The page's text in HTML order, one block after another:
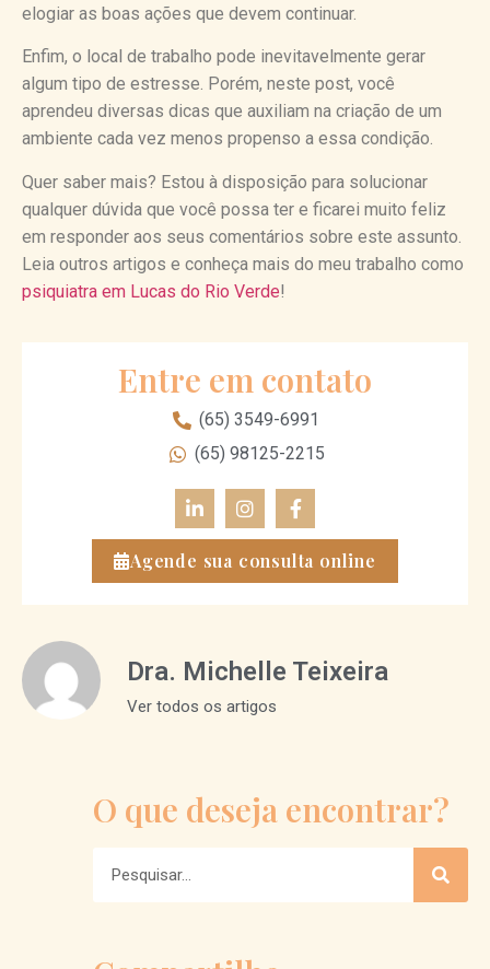
elogiar as boas ações que devem continuar.
Enfim, o local de trabalho pode inevitavelmente gerar
algum tipo de estresse. Porém, neste post, você
aprendeu diversas dicas que auxiliam na criação de um
ambiente cada vez menos propenso a essa condição.
Quer saber mais? Estou à disposição para solucionar
qualquer dúvida que você possa ter e ficarei muito feliz
em responder aos seus comentários sobre este assunto.
Leia outros artigos e conheça mais do meu trabalho como
psiquiatra em Lucas do Rio Verde!
Entre em contato
(65) 3549-6991
(65) 98125-2215
Agende sua consulta online
Dra. Michelle Teixeira
Ver todos os artigos
O que deseja encontrar?